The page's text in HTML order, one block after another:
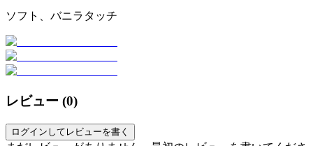
ソフト、バニラタッチ
レビュー (0)
ログインしてレビューを書く